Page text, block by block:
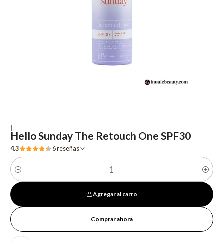
|
Hello Sunday The Retouch One SPF30
4.3 6 reseñas
Cantidad
Agregar al carro
Comprar ahora